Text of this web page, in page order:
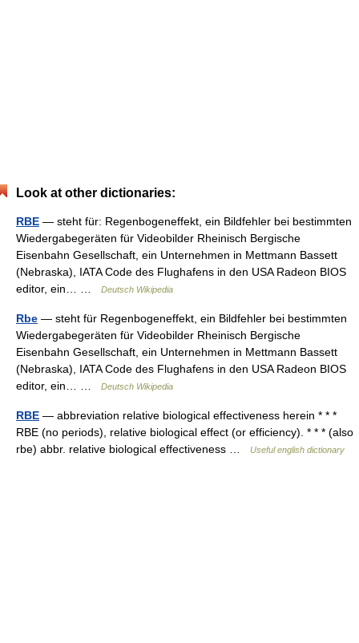
Look at other dictionaries:
RBE — steht für: Regenbogeneffekt, ein Bildfehler bei bestimmten
Wiedergabegeräten für Videobilder Rheinisch Bergische
Eisenbahn Gesellschaft, ein Unternehmen in Mettmann Bassett
(Nebraska), IATA Code des Flughafens in den USA Radeon BIOS
editor, ein… …
Deutsch Wikipedia
Rbe — steht für Regenbogeneffekt, ein Bildfehler bei bestimmten
Wiedergabegeräten für Videobilder Rheinisch Bergische
Eisenbahn Gesellschaft, ein Unternehmen in Mettmann Bassett
(Nebraska), IATA Code des Flughafens in den USA Radeon BIOS
editor, ein… …
Deutsch Wikipedia
RBE — abbreviation relative biological effectiveness herein * * *
RBE (no periods), relative biological effect (or efficiency). * * * (also
rbe) abbr. relative biological effectiveness …
Useful english dictionary